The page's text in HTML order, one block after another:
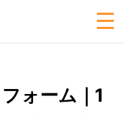
ォーム｜1